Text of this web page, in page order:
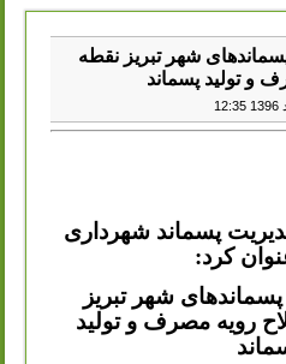
پسماندهای شهر تبریز نقطه
و تولید پسماند
پسماند شهرداری
کرد:
پسماندهای شهر تبریز
رویه مصرف و تولید